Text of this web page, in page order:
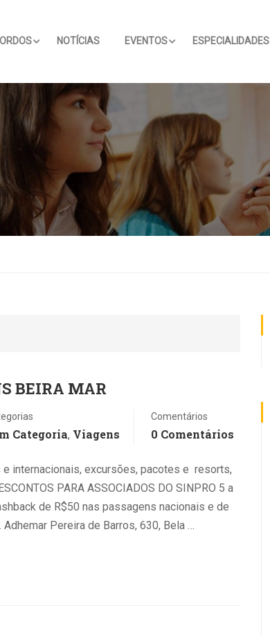
NOTÍCIAS EVENTOS ESPECIALIDADES
BEIRA MAR
Categoria, Viagens
Comentários
0 Comentários
internacionais, excursões, pacotes e resorts,
PARA ASSOCIADOS DO SINPRO 5 a
de R$50 nas passagens nacionais e de
Pereira de Barros, 630, Bela …